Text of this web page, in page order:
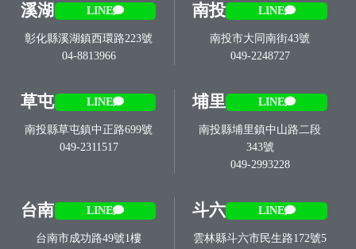
溪湖 LINE
彰化縣溪湖鎮西環路223號
04-8813966
南投 LINE
南投市大同南街43號
049-2248727
草屯 LINE
南投縣草屯鎮中正路699號
049-2311517
埔里 LINE
南投縣埔里鎮中山路二段
343號
049-2993228
台南 LINE
台南市成功路49號1樓
斗六 LINE
雲林縣斗六市民生路172號5